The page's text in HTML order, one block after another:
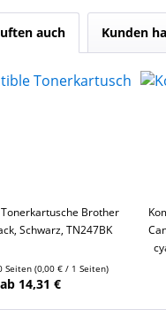
auch Kunden
Brother
Schwarz, TN247BK
Seiten(0,00 € / 1 Seiten)
ab 14,31 €